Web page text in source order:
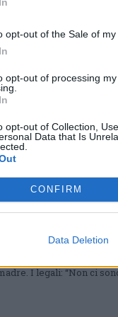
opt-out of the Sale of my
opt-out of processing
opt-out of Collection,
Data that Is
CONFIRM
Data Deletion
BUSTO ARSIZIO
non
Così le dichiarazioni
SARONNO
un errore
I giudici della corte
I legali: “Non ci